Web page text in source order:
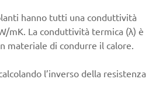
hanno tutti una conduttività
mK. La conduttività termica (λ) è
materiale di condurre il calore.
l’inverso della resistenza